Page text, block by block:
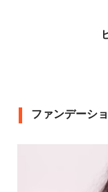
ファンデーシ